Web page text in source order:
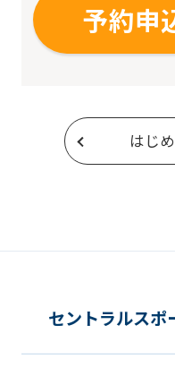
予約申
はじ
セントラルスポ